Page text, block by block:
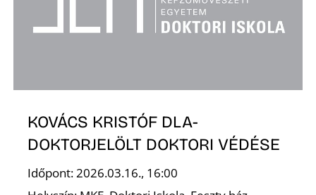
KOVÁCS KRISTÓF DLA-
DOKTORJELÖLT DOKTORI VÉDÉSE
Időpont: 2026.03.16., 16:00